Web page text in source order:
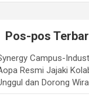
Pos-pos
Campus-
Resmi Jajaki
dan Dorong